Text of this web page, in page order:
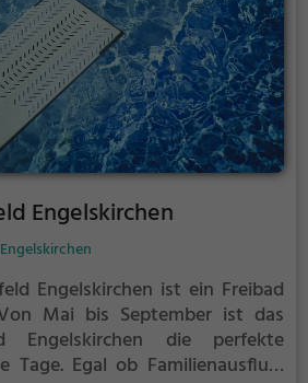
Engelskirchen
Engelskirchen ist ein Freibad
Mai bis September ist das
Engelskirchen die perfekte
Tage. Egal ob Familienausflug,